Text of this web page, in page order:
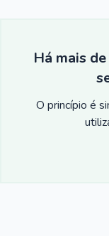
Há mais
O princípio é